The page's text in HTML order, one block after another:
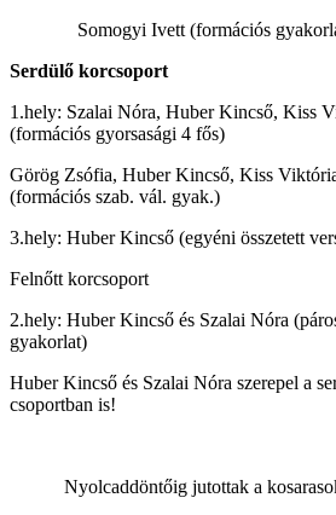
Somogyi Ivett (formációs
Serdülő korcsoport
1.hely: Szalai Nóra, Huber Kincső, Kiss
(formációs gyorsasági 4 fős)
Görög Zsófia, Huber Kincső, Kiss
(formációs szab. vál. gyak.)
3.hely: Huber Kincső (egyéni összetett
Felnőtt korcsoport
2.hely: Huber Kincső és Szalai Nóra
gyakorlat)
Huber Kincső és Szalai Nóra szerepel a
csoportban is!
Nyolcaddöntőig jutottak a